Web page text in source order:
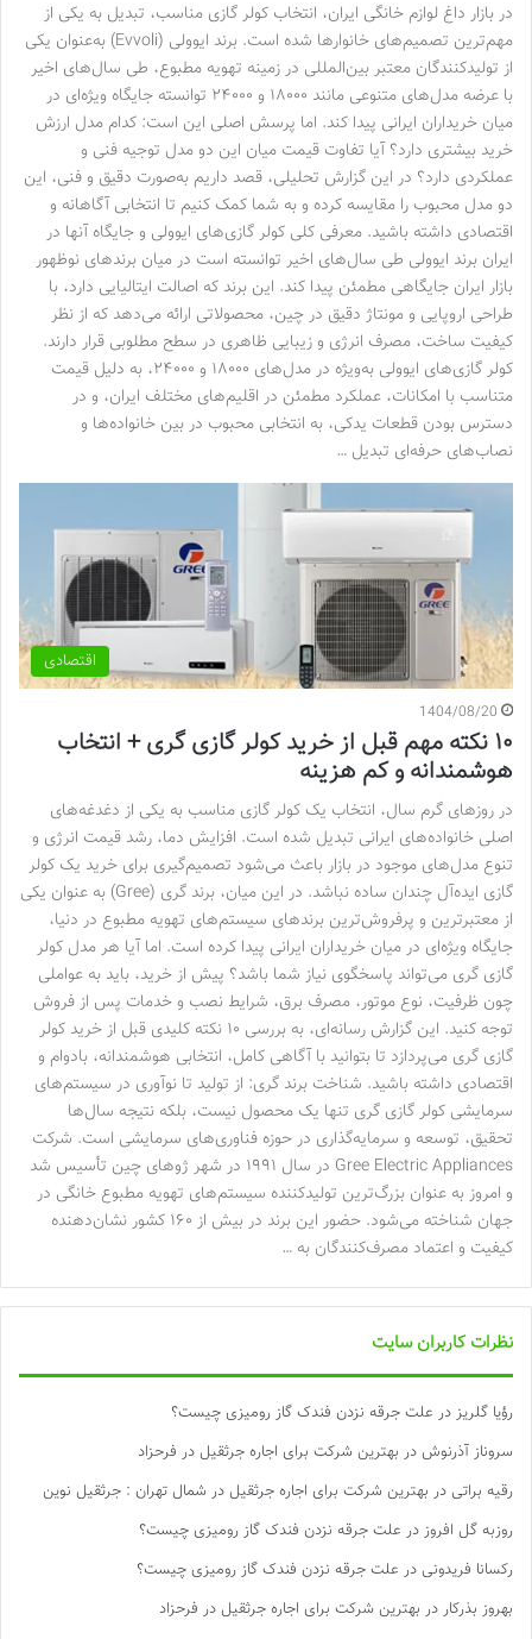
در بازار داغ لوازم خانگی ایران، انتخاب کولر گازی مناسب، تبدیل به یکی از
مهم‌ترین تصمیم‌های خانوارها شده است. برند ایوولی (Evvoli) به‌عنوان یکی
از تولیدکنندگان معتبر بین‌المللی در زمینه تهویه مطبوع، طی سال‌های اخیر
با عرضه مدل‌های متنوعی مانند ۱۸۰۰۰ و ۲۴۰۰۰ توانسته جایگاه ویژه‌ای در
میان خریداران ایرانی پیدا کند. اما پرسش اصلی این است: کدام مدل ارزش
خرید بیشتری دارد؟ آیا تفاوت قیمت میان این دو مدل توجیه فنی و
عملکردی دارد؟ در این گزارش تحلیلی، قصد داریم به‌صورت دقیق و فنی، این
دو مدل محبوب را مقایسه کرده و به شما کمک کنیم تا انتخابی آگاهانه و
اقتصادی داشته باشید. معرفی کلی کولر گازی‌های ایوولی و جایگاه آنها در
ایران برند ایوولی طی سال‌های اخیر توانسته است در میان برندهای نوظهور
بازار ایران جایگاهی مطمئن پیدا کند. این برند که اصالت ایتالیایی دارد، با
طراحی اروپایی و مونتاژ دقیق در چین، محصولاتی ارائه می‌دهد که از نظر
کیفیت ساخت، مصرف انرژی و زیبایی ظاهری در سطح مطلوبی قرار دارند.
کولر گازی‌های ایوولی به‌ویژه در مدل‌های ۱۸۰۰۰ و ۲۴۰۰۰، به دلیل قیمت
متناسب با امکانات، عملکرد مطمئن در اقلیم‌های مختلف ایران، و در
دسترس بودن قطعات یدکی، به انتخابی محبوب در بین خانواده‌ها و
نصاب‌های حرفه‌ای تبدیل …
اقتصادی
1404/08/20
۱۰ نکته مهم قبل از خرید کولر گازی گری + انتخاب
هوشمندانه و کم هزینه
در روزهای گرم سال، انتخاب یک کولر گازی مناسب به یکی از دغدغه‌های
اصلی خانواده‌های ایرانی تبدیل شده است. افزایش دما، رشد قیمت انرژی و
تنوع مدل‌های موجود در بازار باعث می‌شود تصمیم‌گیری برای خرید یک کولر
گازی ایده‌آل چندان ساده نباشد. در این میان، برند گری (Gree) به عنوان یکی
از معتبرترین و پرفروش‌ترین برندهای سیستم‌های تهویه مطبوع در دنیا،
جایگاه ویژه‌ای در میان خریداران ایرانی پیدا کرده است. اما آیا هر مدل کولر
گازی گری می‌تواند پاسخگوی نیاز شما باشد؟ پیش از خرید، باید به عواملی
چون ظرفیت، نوع موتور، مصرف برق، شرایط نصب و خدمات پس از فروش
توجه کنید. این گزارش رسانه‌ای، به بررسی ۱۰ نکته کلیدی قبل از خرید کولر
گازی گری می‌پردازد تا بتوانید با آگاهی کامل، انتخابی هوشمندانه، بادوام و
اقتصادی داشته باشید. شناخت برند گری: از تولید تا نوآوری در سیستم‌های
سرمایشی کولر گازی گری تنها یک محصول نیست، بلکه نتیجه سال‌ها
تحقیق، توسعه و سرمایه‌گذاری در حوزه فناوری‌های سرمایشی است. شرکت
Gree Electric Appliances در سال ۱۹۹۱ در شهر ژوهای چین تأسیس شد
و امروز به عنوان بزرگ‌ترین تولیدکننده سیستم‌های تهویه مطبوع خانگی در
جهان شناخته می‌شود. حضور این برند در بیش از ۱۶۰ کشور نشان‌دهنده
کیفیت و اعتماد مصرف‌کنندگان به …
نظرات کاربران سایت
رؤیا گلریز در علت جرقه نزدن فندک گاز رومیزی چیست؟
سروناز آذرنوش در بهترین شرکت برای اجاره جرثقیل در فرحزاد
رقیه براتی در بهترین شرکت برای اجاره جرثقیل در شمال تهران : جرثقیل نوین
روزبه گل افروز در علت جرقه نزدن فندک گاز رومیزی چیست؟
رکسانا فریدونی در علت جرقه نزدن فندک گاز رومیزی چیست؟
بهروز بذرکار در بهترین شرکت برای اجاره جرثقیل در فرحزاد